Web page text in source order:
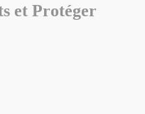
et Protéger